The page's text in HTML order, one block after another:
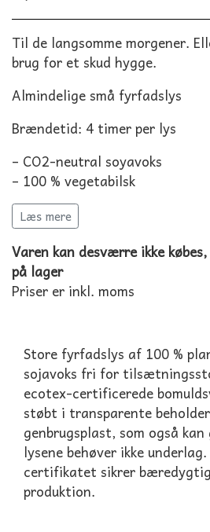
Til de langsomme morgener.
brug for et skud hygge.
Almindelige små fyrfadslys
Brændetid: 4 timer per lys
– CO2-neutral soyavoks
– 100 % vegetabilsk
– Fri for tilsætningsstoffer
– Bionedbrydelig
– Rene bomuldsvæger
– Meget lavt sodtal
(grænseværdien er 1,0)
Læs mere
Varen kan desværre ikke
på lager
Priser er inkl. moms
Store fyrfadslys af 100 %
sojavoks fri for
ecotex-certificerede
støbt i transparente
genbrugsplast, som også
lysene behøver ikke underlag.
certifikatet sikrer
produktion.